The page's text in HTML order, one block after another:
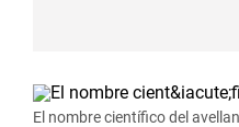
El nombre científico del